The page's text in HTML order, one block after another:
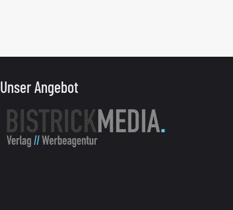
Unser Angebot